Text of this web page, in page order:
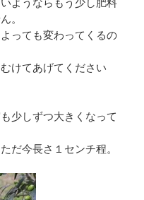
。
っても変わってくるの
けてあげてください
少しずつ大きくなって
だ今長さ１センチ程。